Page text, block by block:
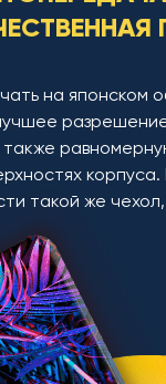
на японском
корпуса.
такой же